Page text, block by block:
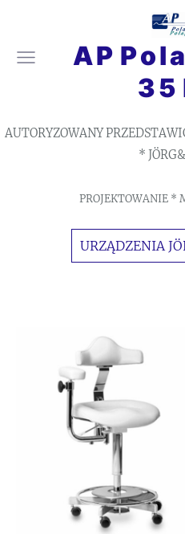
A P P o l
3 5
AUTORYZOWANY
*
PROJEKTOWANIE *
URZĄDZENIA